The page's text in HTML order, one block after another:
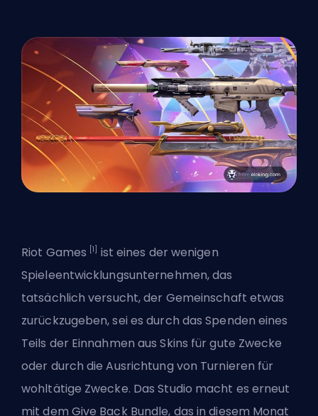
Riot Games [1]
ist eines der wenigen
Spieleentwicklungsunternehmen, das
tatsächlich versucht, der Gemeinschaft etwas
zurückzugeben, sei es durch das Spenden eines
Teils der Einnahmen aus Skins für gute Zwecke
oder durch die Ausrichtung von Turnieren für
wohltätige Zwecke. Das Studio macht es erneut
mit dem Give Back Bundle, das in diesem Monat